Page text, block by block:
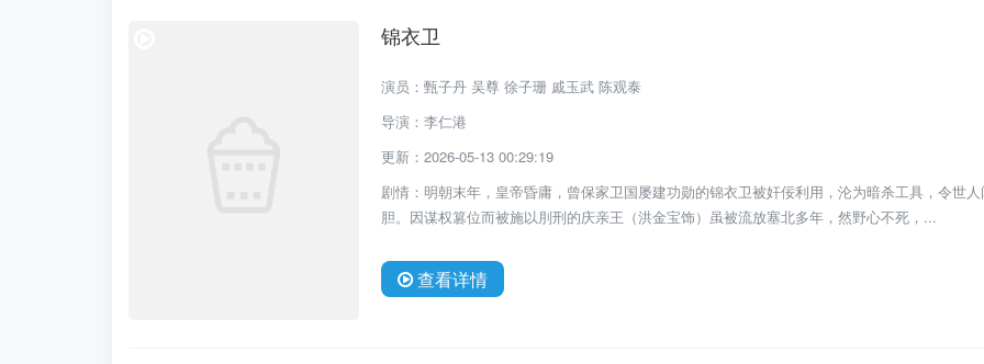
锦衣卫
演员：甄子丹 吴尊 徐子珊 戚玉武 陈观泰
导演：李仁港
更新：2026-05-13 00:29:19
剧情：明朝末年，皇帝昏庸，曾保家卫国屡建功勋的锦衣卫被奸佞利用，沦为暗杀工具，令世
胆。因谋权篡位而被施以刖刑的庆亲王（洪金宝饰）虽被流放塞北多年，然野心不死，...
查看详情